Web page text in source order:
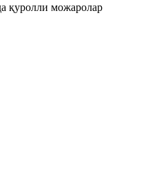
қуролли можаролар